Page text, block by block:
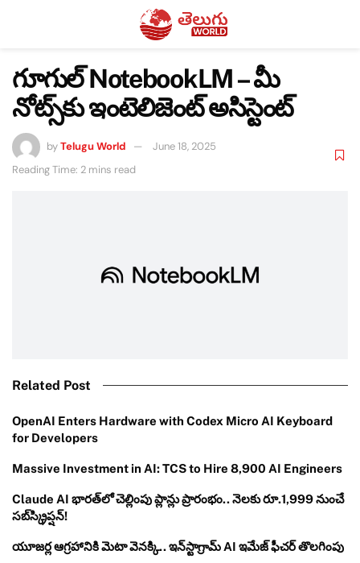
గూగుల్ NotebookLM – మీ
నోట్స్‌కు ఇంటెలిజెంట్ అసిస్టెంట్
byTelugu World
June 18, 2025
Reading Time: 2 mins read
Related Post
OpenAI Enters Hardware with Codex Micro AI Keyboard
for Developers
Massive Investment in AI: TCS to Hire 8,900 AI Engineers
Claude AI భారత్‌లో చెల్లింపు ప్లాన్లు ప్రారంభం.. నెలకు రూ.1,999 నుంచే
సబ్‌స్క్రిప్షన్!
యూజర్ల ఆగ్రహానికి మెటా వెనక్కి.. ఇన్‌స్టాగ్రామ్ AI ఇమేజ్ ఫీచర్ తొలగింపు